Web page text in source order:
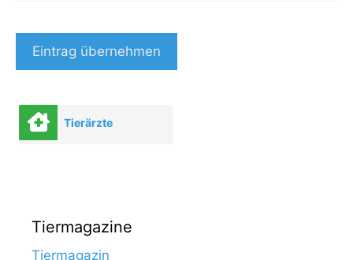
Eintrag übernehmen
Tierärzte
Tiermagazine
Tiermagazin